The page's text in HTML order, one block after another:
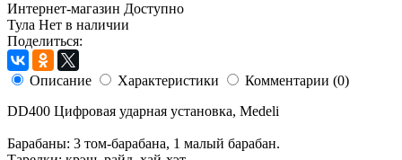
Интернет-магазин Доступно
Тула Нет в наличии
Поделиться:
Описание Характеристики
Комментарии (0)
DD400 Цифровая ударная установка, Medeli
Барабаны: 3 том-барабана, 1 малый барабан.